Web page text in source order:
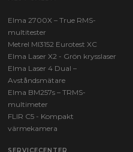
Elma 2700X – True RMS-
multitester
Metrel MI3152 Eurotest XC
Elma Laser X2 - Grön krysslaser
Elma Laser 4 Dual –
Avståndsmätare
Elma BM257s – TRMS-
multimeter
FLIR C5 - Kompakt
värmekamera